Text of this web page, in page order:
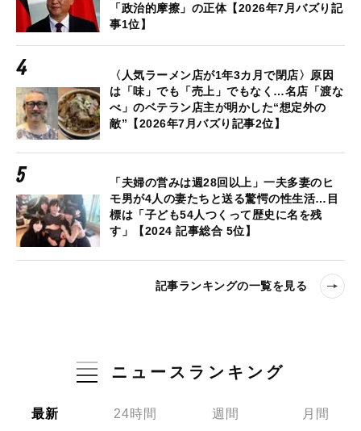
「政治的摩擦」の正体【2026年7月バズり記
事1位】
〈人気ラーメン店が1年3カ月で閉店〉原因
は「味」でも「売上」でもなく…名店「渡な
べ」のベテラン店主が明かした“想定外の
敵”【2026年7月バズり記事2位】
「夫婦の営みは週28回以上」一夫多妻のヒ
モ男が4人の妻たちと送る驚愕の性生活…目
標は「子ども54人つくって歴史に名を残
す」【2024 記事総合 5位】
記事ランキングの一覧を見る
ニュースランキング
最新 24時間 週間 月間